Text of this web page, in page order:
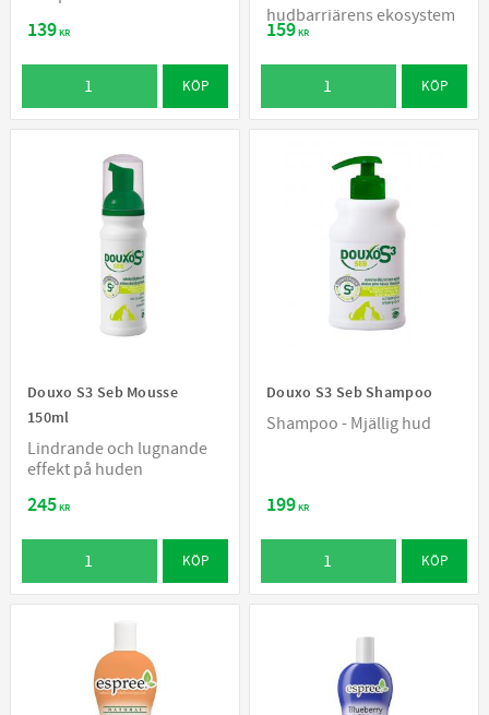
139KR
KÖP
hudbarriärens ekosystem
159KR
KÖP
Douxo S3 Seb Mousse
150ml
Lindrande och lugnande
effekt på huden
245KR
KÖP
Douxo S3 Seb Shampoo
Shampoo - Mjällig hud
199KR
KÖP